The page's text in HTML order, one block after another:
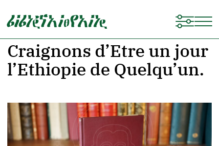
Craignons d’Etre un jour
l’Ethiopie de Quelqu’un.